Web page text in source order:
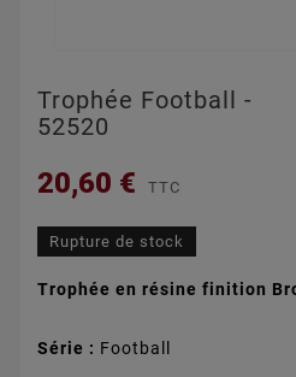
Trophée Football -
52520
20,60 € TTC
Rupture de stock
Trophée en résine finition
Série : Football